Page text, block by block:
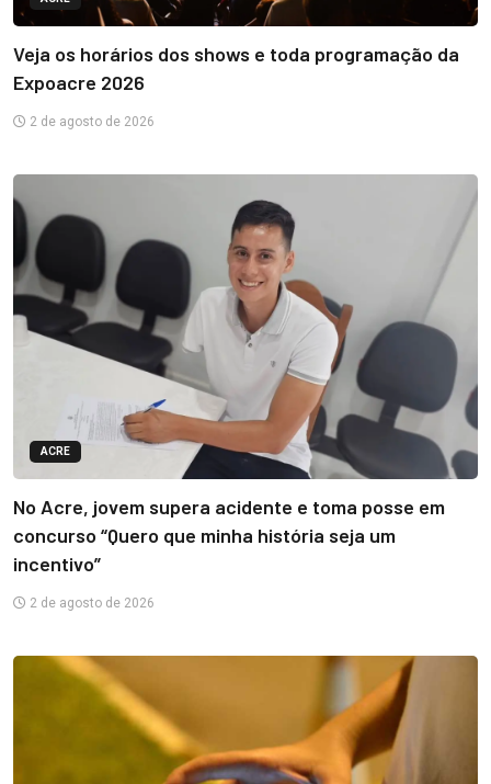
Veja os horários dos shows e toda programação da
Expoacre 2026
2 de agosto de 2026
ACRE
No Acre, jovem supera acidente e toma posse em
concurso “Quero que minha história seja um
incentivo”
2 de agosto de 2026